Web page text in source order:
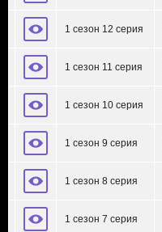
1 сезон 12 серия
1 сезон 11 серия
1 сезон 10 серия
1 сезон 9 серия
1 сезон 8 серия
1 сезон 7 серия